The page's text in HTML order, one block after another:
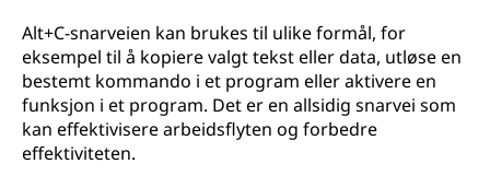
Alt+C-snarveien kan brukes til ulike formål, for
eksempel til å kopiere valgt tekst eller data, utløse en
bestemt kommando i et program eller aktivere en
funksjon i et program. Det er en allsidig snarvei som
kan effektivisere arbeidsflyten og forbedre
effektiviteten.